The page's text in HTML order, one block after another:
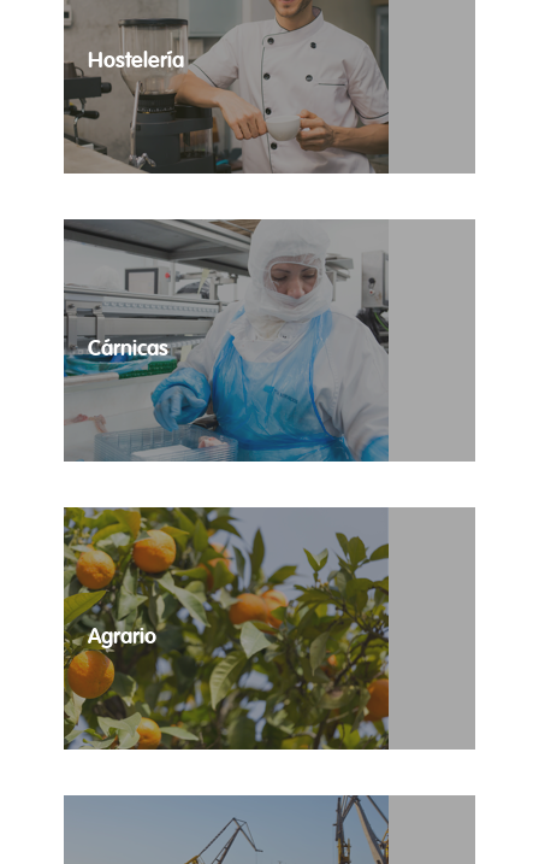
Hostelería
Las necesidades temporales de tus
establecimientos totalmente cubiertas.
Cárnicas
Contratación temporal de profesionales del sector
cárnico.
Agrario
Selección de puestos temporales para todas las
necesidades del sector agrario.